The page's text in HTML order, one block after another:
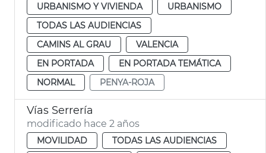
URBANISMO Y VIVIENDA
URBANISMO
TODAS LAS AUDIENCIAS
CAMINS AL GRAU
VALENCIA
EN PORTADA
EN PORTADA TEMÁTICA
NORMAL
PENYA-ROJA
Vías Serrería
modificado hace 2 años
MOVILIDAD
TODAS LAS AUDIENCIAS